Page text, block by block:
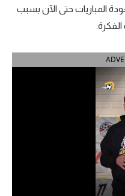
المباريات حتى الآن بسبب